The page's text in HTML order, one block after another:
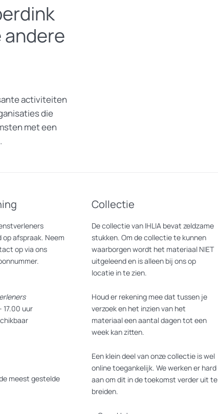
andere
activiteiten
die
met een
afspraak. Neem
op via ons
17.00 uur
meest gestelde
Collectie
De collectie van IHLIA bevat zeldzame
stukken. Om de collectie te kunnen
waarborgen wordt het materiaal NIET
uitgeleend en is alleen bij ons op
locatie in te zien.
Houd er rekening mee dat tussen je
verzoek en het inzien van het
materiaal een aantal dagen tot een
week kan zitten.
Een klein deel van onze collectie is wel
online toegankelijk. We werken er hard
aan om dit in de toekomst verder uit te
breiden.